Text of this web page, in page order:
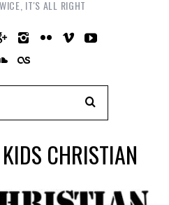
IT'S ALL RIGHT
CHRISTIAN